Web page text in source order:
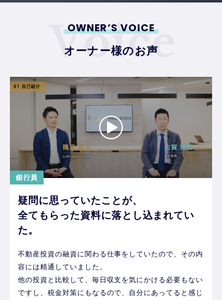
OWNER’S VOICE
オーナー様のお声
銀行員
疑問に思っていたことが、
全てもらった資料に落とし込まれてい
た。
不動産投資の融資に関わる仕事をしていたので、その内
容には精通していました。
他の投資と比較して、毎日収支を気にかける必要もない
ですし、税金対策にもなるので、自分にあってると感じ